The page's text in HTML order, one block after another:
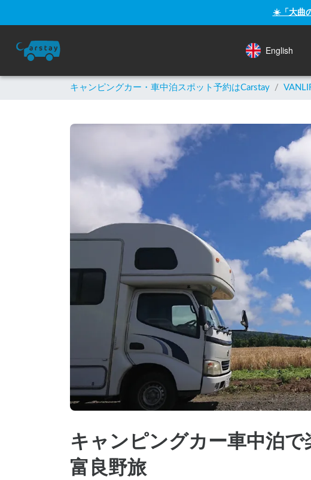
☀️「大曲
English
キャンピングカー・車中泊スポット予約はCarstay /
キャンピングカー車中泊で
富良野旅